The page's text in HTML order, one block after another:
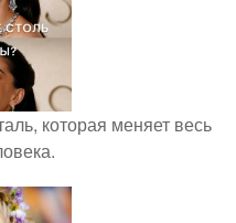
которая меняет весь